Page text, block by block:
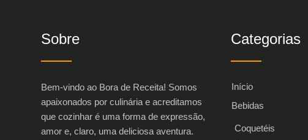
Sobre
Bem-vindo ao Bora de Receita! Somos
apaixonados por culinária e acreditamos
que cozinhar é uma forma de expressão,
amor e, claro, uma deliciosa aventura.
Categorias
Início
Bebidas
Coquetéis